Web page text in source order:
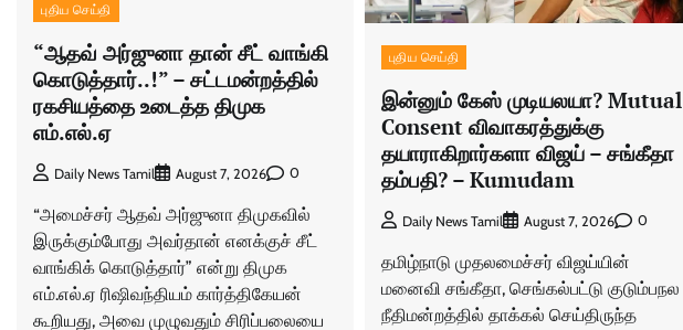
புதிய செய்தி
“ஆதவ் அர்ஜுனா தான் சீட் வாங்கி
கொடுத்தார்..!” – சட்டமன்றத்தில்
ரகசியத்தை உடைத்த திமுக
எம்.எல்.ஏ
Daily News Tamil August 7, 2026 0
“அமைச்சர் ஆதவ் அர்ஜுனா திமுகவில்
இருக்கும்போது அவர்தான் எனக்குச் சீட்
வாங்கிக் கொடுத்தார்” என்று திமுக
எம்.எல்.ஏ ரிஷிவந்தியம் கார்த்திகேயன்
கூறியது, அவை முழுவதும் சிரிப்பலையை
புதிய செய்தி
இன்னும் கேஸ் முடியலயா? Mutual
Consent விவாகரத்துக்கு
தயாராகிறார்களா விஜய் – சங்கீதா
தம்பதி? – Kumudam
Daily News Tamil August 7, 2026 0
தமிழ்நாடு முதலமைச்சர் விஜய்யின்
மனைவி சங்கீதா, செங்கல்பட்டு குடும்பநல
நீதிமன்றத்தில் தாக்கல் செய்திருந்த